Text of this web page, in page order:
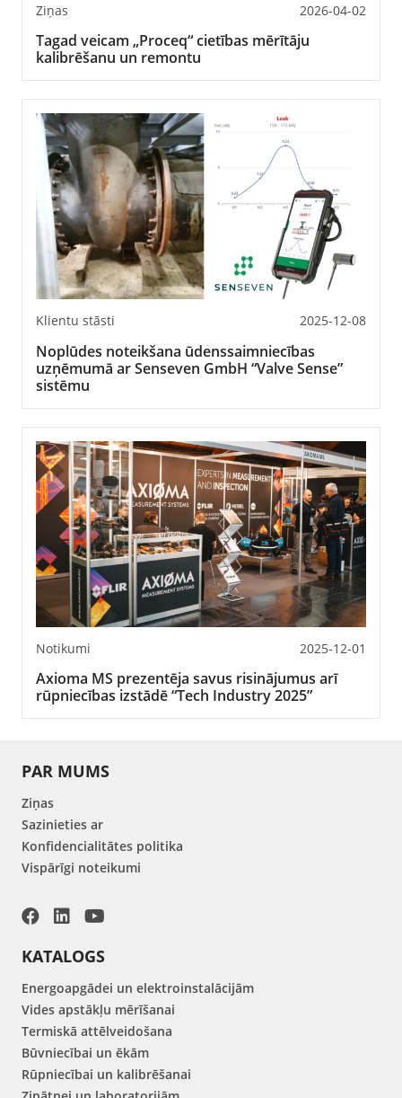
Ziņas 2026-04-02
Tagad veicam „Proceq“ cietības mērītāju
kalibrēšanu un remontu
Klientu stāsti 2025-12-08
Noplūdes noteikšana ūdenssaimniecības
uzņēmumā ar Senseven GmbH “Valve Sense”
sistēmu
Notikumi 2025-12-01
Axioma MS prezentēja savus risinājumus arī
rūpniecības izstādē “Tech Industry 2025”
PAR MUMS
Ziņas
Sazinieties ar
Konfidencialitātes politika
Vispārīgi noteikumi
KATALOGS
Energoapgādei un elektroinstalācijām
Vides apstākļu mērīšanai
Termiskā attēlveidošana
Būvniecībai un ēkām
Rūpniecībai un kalibrēšanai